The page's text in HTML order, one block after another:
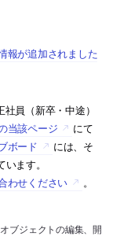
報が追加されました
員（新卒・中途）
当該ページ
にて
ボード
には、そ
ます。
わせください
。
ブジェクトの編集、開